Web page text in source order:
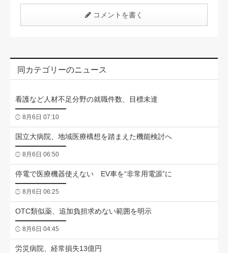
コメントを書く
同カテゴリーのニュース
看護など人材不足分野の就職件数、目標未達
8月6日 07:10
国立大病院、地域医療構想を踏まえた機能検討へ
8月6日 06:50
停電で医療機器使えない EV車を“非常用電源”に
8月6日 06:25
OTC類似薬、追加負担求めない範囲を明示
8月6日 04:45
労災病院、経常損失13億円